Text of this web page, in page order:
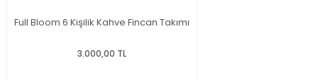
Full Bloom 6 Kişilik Kahve Fincan Takımı
3.000,00 TL